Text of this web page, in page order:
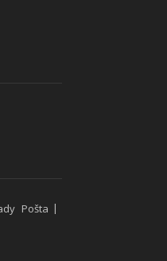
Pošta